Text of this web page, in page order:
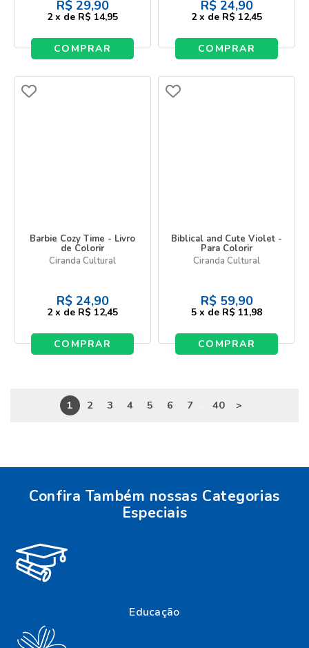
R$ 29,90
2 x de R$ 14,95
COMPRAR
R$ 24,90
2 x de R$ 12,45
COMPRAR
Barbie Cozy Time - Livro
de Colorir
Ciranda Cultural
R$ 24,90
2 x de R$ 12,45
COMPRAR
Biblical and Cute Violet -
Para Colorir
Ciranda Cultural
R$ 59,90
5 x de R$ 11,98
COMPRAR
1 2 3 4 5 6 7 40 >
Confira Também nossas Categorias
Especiais